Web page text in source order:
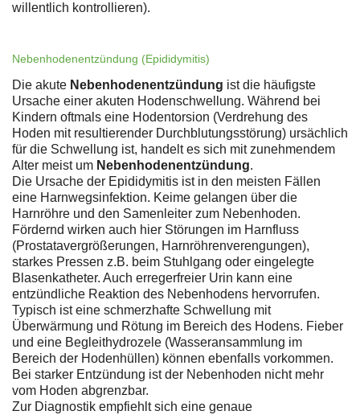
willentlich kontrollieren).
Nebenhodenentzündung (Epididymitis)
Die akute Nebenhodenentzündung ist die häufigste
Ursache einer akuten Hodenschwellung. Während bei
Kindern oftmals eine Hodentorsion (Verdrehung des
Hoden mit resultierender Durchblutungsstörung) ursächlich
für die Schwellung ist, handelt es sich mit zunehmendem
Alter meist um Nebenhodenentzündung.
Die Ursache der Epididymitis ist in den meisten Fällen
eine Harnwegsinfektion. Keime gelangen über die
Harnröhre und den Samenleiter zum Nebenhoden.
Fördernd wirken auch hier Störungen im Harnfluss
(Prostatavergrößerungen, Harnröhrenverengungen),
starkes Pressen z.B. beim Stuhlgang oder eingelegte
Blasenkatheter. Auch erregerfreier Urin kann eine
entzündliche Reaktion des Nebenhodens hervorrufen.
Typisch ist eine schmerzhafte Schwellung mit
Überwärmung und Rötung im Bereich des Hodens. Fieber
und eine Begleithydrozele (Wasseransammlung im
Bereich der Hodenhüllen) können ebenfalls vorkommen.
Bei starker Entzündung ist der Nebenhoden nicht mehr
vom Hoden abgrenzbar.
Zur Diagnostik empfiehlt sich eine genaue